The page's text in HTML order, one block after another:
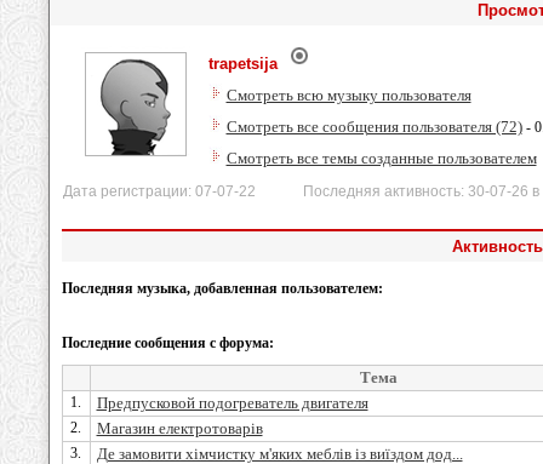
trapetsija
Смотреть всю музыку пользователя
Смотреть все сообщения пользователя (72)-
Смотреть все темы созданные пользователем
Дата регистрации: 07-07-22 Последняя активность: 30-07-26 в
Последняя музыка, добавленная пользователем:
Последние сообщения с форума:
Тема
1. Предпусковой подогреватель двигателя
2. Магазин електротоварів
3. Де замовити хімчистку м'яких меблів із виїздом дод...